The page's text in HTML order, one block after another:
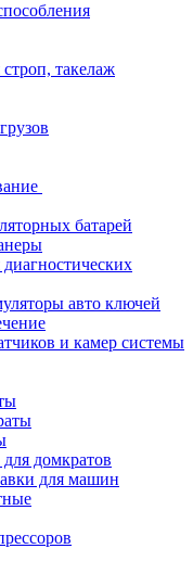
такелаж
батарей
авто ключей
и камер системы
домкратов
для машин